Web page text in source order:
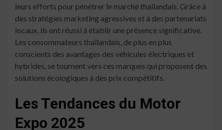
leurs efforts pour pénétrer le marché thaïlandais. Grâce à
des stratégies marketing agressives et à des partenariats
locaux, ils ont réussi à établir une présence significative.
Les consommateurs thaïlandais, de plus en plus
conscients des avantages des véhicules électriques et
hybrides, se tournent vers ces marques qui proposent des
solutions écologiques à des prix compétitifs.
Les Tendances du Motor
Expo 2025